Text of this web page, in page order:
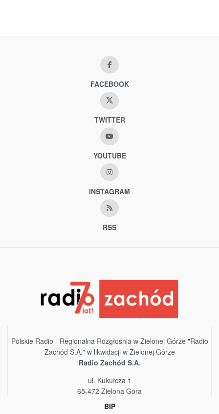
FACEBOOK
TWITTER
YOUTUBE
INSTAGRAM
RSS
Polskie Radio - Regionalna Rozgłośnia w Zielonej Górze "Radio
Zachód S.A." w likwidacji w Zielonej Górze
Radio Zachód S.A.
ul. Kukułcza 1
65-472 Zielona Góra
BIP